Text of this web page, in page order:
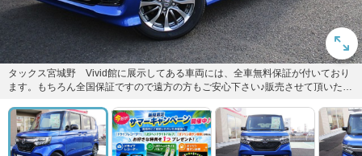
タックス宮城野 Vivid館に展示してある車両には、全車無料保証が付いており
ます。もちろん全国保証ですので遠方の方もご安心下さい♪販売させて頂いた車